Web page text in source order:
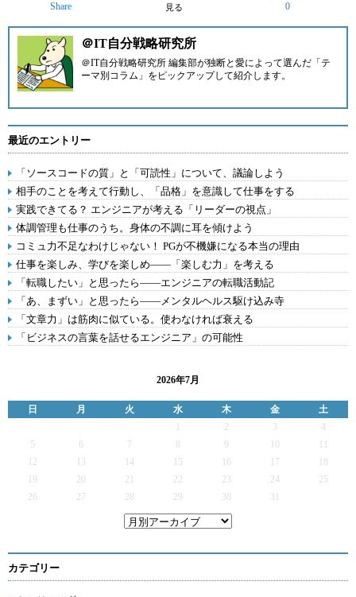
Share 見る 0
＠IT自分戦略研究所
＠IT自分戦略研究所 編集部が独断と愛によって選んだ「テ
ーマ別コラム」をピックアップして紹介します。
最近のエントリー
「ソースコードの質」と「可読性」について、議論しよう
相手のことを考えて行動し、「品格」を意識して仕事をする
実践できてる？ エンジニアが考える「リーダーの視点」
体調管理も仕事のうち。身体の不調に耳を傾けよう
コミュ力不足なわけじゃない！ PGが不機嫌になる本当の理由
仕事を楽しみ、学びを楽しめ――「楽しむ力」を考える
「転職したい」と思ったら――エンジニアの転職活動記
「あ、まずい」と思ったら――メンタルヘルス駆け込み寺
「文章力」は筋肉に似ている。使わなければ衰える
「ビジネスの言葉を話せるエンジニア」の可能性
2026年7月
日 月 火 水 木 金
土
2 3
4
5
6 7 9
12
13 14 15 16 17
19
20 21 22 23 24
25
26
27 28 29 30 31
カテゴリー